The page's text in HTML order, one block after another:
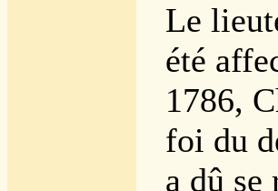
Le
été
1786,
foi du
a dû se